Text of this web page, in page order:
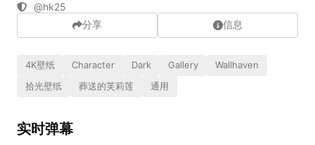
@hk25
分享 信息
4K壁纸 Character Dark Gallery
Wallhaven
拾光壁纸
葬送的芙莉莲 通用
实时弹幕